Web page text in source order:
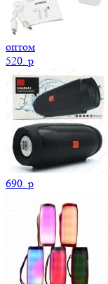
оптом
520. p
690. p